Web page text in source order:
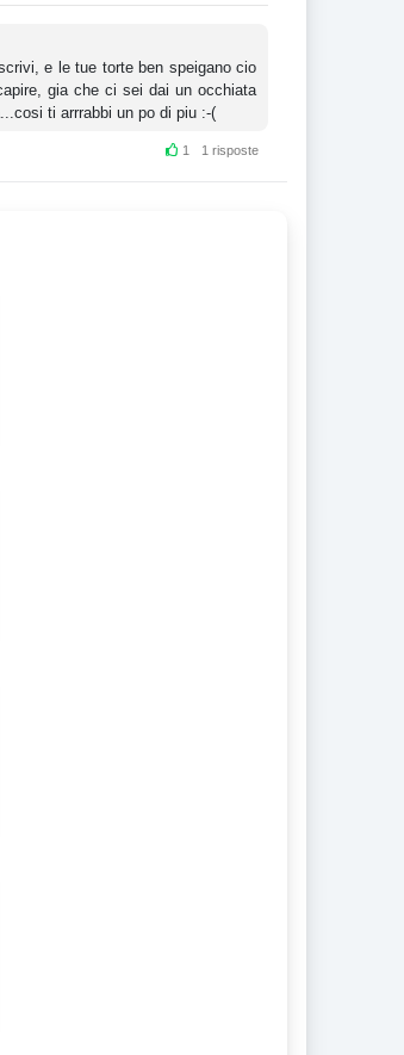
e le tue torte ben speigano cio
gia che ci sei dai un occhiata
ti arrrabbi un po di piu :-(
1 1 risposte